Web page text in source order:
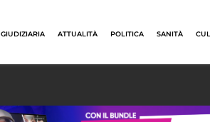
GIUDIZIARIA ATTUALITÀ POLITICA SANITÀ